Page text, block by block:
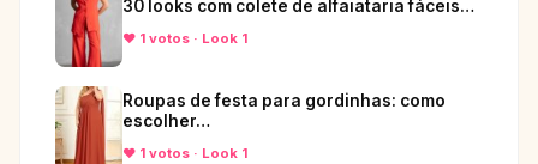
30 looks com colete de alfaiataria fáceis…
♥ 1 votos · Look 1
Roupas de festa para gordinhas: como
escolher…
♥ 1 votos · Look 1